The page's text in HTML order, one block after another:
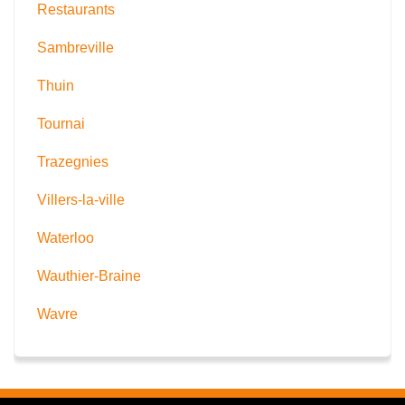
Restaurants
Sambreville
Thuin
Tournai
Trazegnies
Villers-la-ville
Waterloo
Wauthier-Braine
Wavre